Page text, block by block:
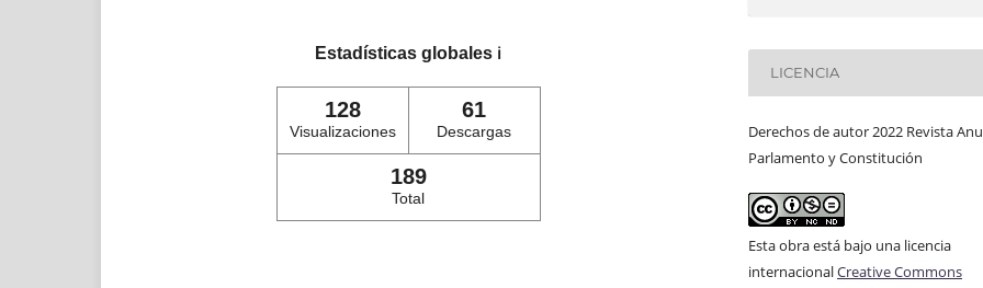
Estadísticas globales ℹ️
128
Visualizaciones
61
Descargas
189
Total
LICENCIA
Derechos de autor 2022 Revista
Parlamento y Constitución
Esta obra está bajo una licencia
internacionalCreative Commons